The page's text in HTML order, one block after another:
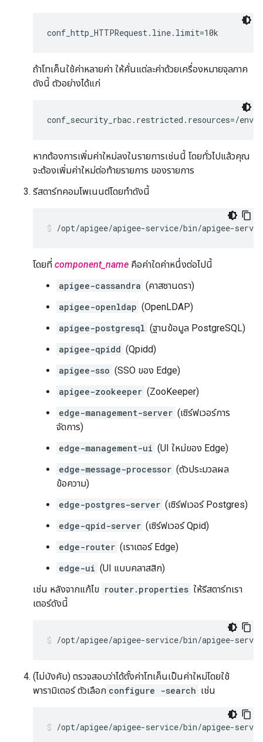
conf_http_HTTPRequest.line.limit=10k
ถ้าโทเค็นใช้ค่าหลายค่า ให้คั่นแต่ละค่าด้วยเครื่องหมายจุลภาค
ดังนี้ ตัวอย่างได้แก่
conf_security_rbac.restricted.resources=/
หากต้องการเพิ่มค่าใหม่ลงในรายการเช่นนี้ โดยทั่วไปแล้วคุณ
จะต้องเพิ่มค่าใหม่ต่อท้ายรายการ ของรายการ
รีสตาร์ทคอมโพเนนต์โดยทำดังนี้
/opt/apigee/apigee-service/bin/apigee-
โดยที่ component_name คือค่าใดค่าหนึ่งต่อไปนี้
apigee-cassandra (คาสซานดรา)
apigee-openldap (OpenLDAP)
apigee-postgresql (ฐานข้อมูล PostgreSQL)
apigee-qpidd (Qpidd)
apigee-sso (SSO ของ Edge)
apigee-zookeeper (ZooKeeper)
edge-management-server (เซิร์ฟเวอร์การ
จัดการ)
edge-management-ui (UI ใหม่ของ Edge)
edge-message-processor (ตัวประมวลผล
ข้อความ)
edge-postgres-server (เซิร์ฟเวอร์ Postgres)
edge-qpid-server (เซิร์ฟเวอร์ Qpid)
edge-router (เราเตอร์ Edge)
edge-ui (UI แบบคลาสสิก)
เช่น หลังจากแก้ไข router.properties ให้รีสตาร์ทเรา
เตอร์ดังนี้
/opt/apigee/apigee-service/bin/apigee-
(ไม่บังคับ) ตรวจสอบว่าได้ตั้งค่าโทเค็นเป็นค่าใหม่โดยใช้
พารามิเตอร์ ตัวเลือก configure -search เช่น
/opt/apigee/apigee-service/bin/apigee-